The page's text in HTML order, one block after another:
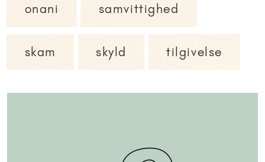
onani samvittighed
skam skyld tilgivelse